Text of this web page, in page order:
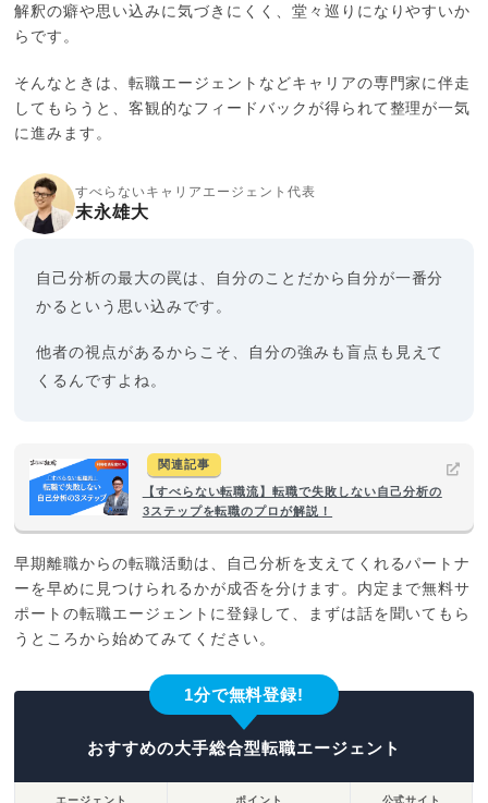
解釈の癖や思い込みに気づきにくく、堂々巡りになりやすいか
らです。
そんなときは、転職エージェントなどキャリアの専門家に伴走
してもらうと、客観的なフィードバックが得られて整理が一気
に進みます。
すべらないキャリアエージェント代表
末永雄大
自己分析の最大の罠は、自分のことだから自分が一番分
かるという思い込みです。
他者の視点があるからこそ、自分の強みも盲点も見えて
くるんですよね。
関連記事
【すべらない転職流】転職で失敗しない自己分析の
3ステップを転職のプロが解説！
早期離職からの転職活動は、自己分析を支えてくれるパートナ
ーを早めに見つけられるかが成否を分けます。内定まで無料サ
ポートの転職エージェントに登録して、まずは話を聞いてもら
うところから始めてみてください。
1分で無料登録!
おすすめの大手総合型転職エージェント
エージェント ポイント 公式サイト